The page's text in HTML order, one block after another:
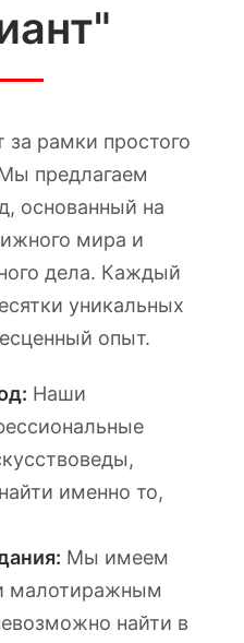
рамки простого
предлагаем
основанный на
мира и
дела. Каждый
уникальных
опыт.
Наши
именно то,
Мы имеем
малотиражным
найти в